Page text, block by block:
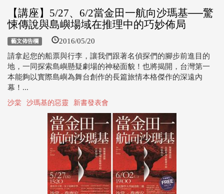
【講座】5/27、6/2當金田一航向沙瑪基──驚
悚傳說與島嶼場域在推理中的巧妙佈局
藝文佈告欄 2016/05/20
請拿起您的船票與行李，讓我們跟著名偵探們的腳步前進目的
地，一同探索島嶼懸疑劇場的神秘面貌！也將揭開，台灣第一
本能夠以實際島嶼為舞台創作的長篇旅情本格傑作的深遠內
幕！...
沙棠 沙瑪基的惡靈 新書發表會